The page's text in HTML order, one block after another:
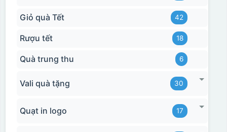
Giỏ quà Tết 42
Rượu tết 18
Quà trung thu 6
Vali quà tặng 30
Quạt in logo 17